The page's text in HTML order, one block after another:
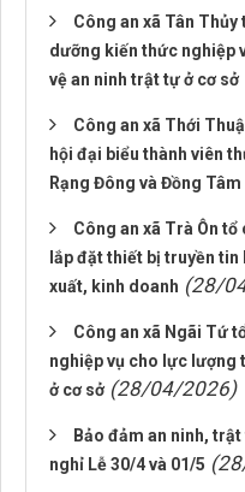
Công an xã Tân
dưỡng kiến thức nghiệp
vệ an ninh trật tự ở cơ sở
Công an xã Thới
hội đại biểu thành viên
Rạng Đông và Đồng Tâm
Công an xã Trà Ôn
lắp đặt thiết bị truyền
xuất, kinh doanh (28/
Công an xã Ngãi Tứ
nghiệp vụ cho lực lượng
ở cơ sở (28/04/2026)
Bảo đảm an ninh,
nghỉ Lễ 30/4 và 01/5